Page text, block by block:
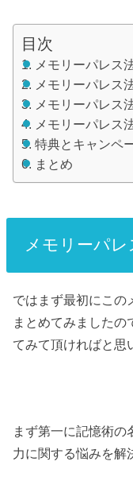
目次
メモリーパレス
メモリーパレス
メモリーパレス
メモリーパレス
特典とキャンペ
まとめ
メモリーパ
ではまず最初にこの
まとめてみましたの
てみて頂ければと思
まず第一に記憶術
力に関する悩みを解